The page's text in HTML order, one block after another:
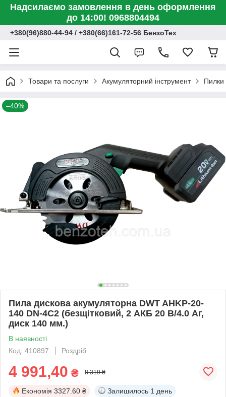
Надсилаємо замовлення в день оформлення
до 14:00! 0968804494
+380(96)880-44-94 / +380(66)161-72-56 БензоТех
Товари та послуги Акумуляторний інструмент Пилки
–40%
Пила дискова акумуляторна DWT AHKP-20-
140 DN-4C2 (безщітковий, 2 АКБ 20 В/4.0 Аг,
диск 140 мм.)
В наявності
Код: 410897
Роздріб
4 991,40 ₴ 8 319 ₴
Економія 3327.60 ₴ Залишилось 1 день